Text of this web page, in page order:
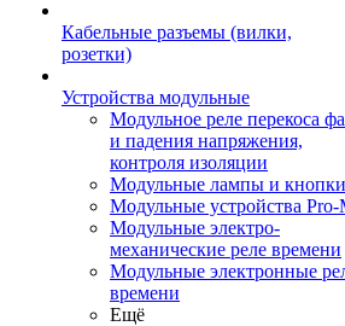
Кабельные разъемы (вилки,
розетки)
Устройства модульные
Модульное реле перекоса
и падения напряжения,
контроля изоляции
Модульные лампы и кнопки
Модульные устройства Pro-
Модульные электро-
механические реле времени
Модульные электронные
времени
Ещё